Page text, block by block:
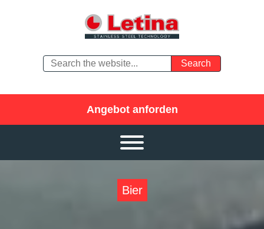
Angebot anforden
Bier